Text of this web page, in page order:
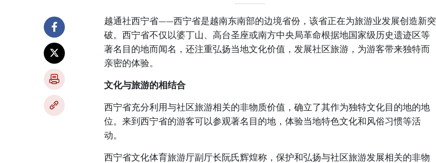
越通社西宁省——西宁省是越南东南部的边境省份，该省正在为旅游业发展创造新突
破。西宁省不仅以婆丁山、高台圣座或南方中央局革命根据地国家级历史遗迹区等
著名目的地而闻名，还注重弘扬当地文化价值，发展社区旅游，为游客带来独特而
亲密的体验。
文化与旅游的相结合
西宁省充分利用与社区旅游相关的非物质价值，确立了其作为独特文化目的地的地
位。来到西宁省的游客可以参观著名目的地，体验当地特色文化和风俗习惯等活
动。
西宁省文化体育旅游厅副厅长阮氏辉煌称，保护和弘扬与社区旅游发展相关的非物